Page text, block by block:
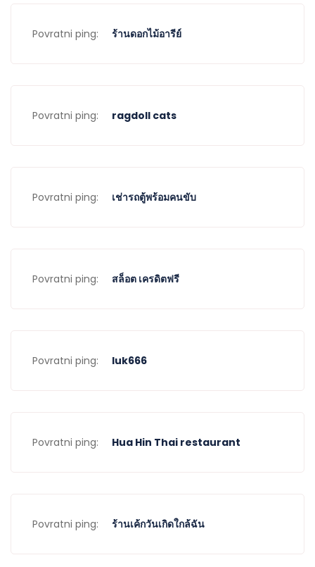
Povratni ping: ร้านดอกไม้อารีย์
Povratni ping: ragdoll cats
Povratni ping: เช่ารถตู้พร้อมคนขับ
Povratni ping: สล็อต เครดิตฟรี
Povratni ping: luk666
Povratni ping: Hua Hin Thai restaurant
Povratni ping: ร้านเค้กวันเกิดใกล้ฉัน